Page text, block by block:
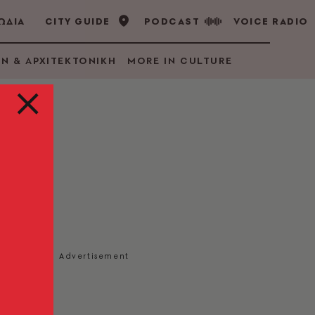
CITY GUIDE PODCAST VOICE RADIO
& ΑΡΧΙΤΕΚΤΟΝΙΚΗ MORE IN CULTURE